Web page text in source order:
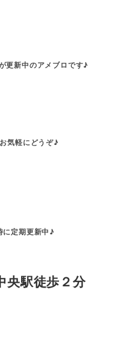
更新中のアメブロです♪
気軽にどうぞ♪
に定期更新中♪
央駅徒歩２分